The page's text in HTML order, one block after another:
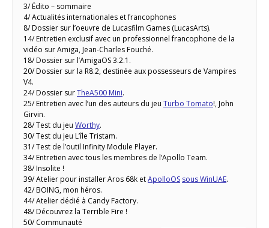
3/ Édito – sommaire
4/ Actualités internationales et francophones
8/ Dossier sur l’oeuvre de Lucasfilm Games (LucasArts).
14/ Entretien exclusif avec un professionnel francophone de la
vidéo sur Amiga, Jean-Charles Fouché.
18/ Dossier sur l’AmigaOS 3.2.1.
20/ Dossier sur la R8.2, destinée aux possesseurs de Vampires
V4.
24/ Dossier surTheA500 Mini.
25/ Entretien avec l’un des auteurs du jeu Turbo Tomato!, John
Girvin.
28/ Test du jeu Worthy.
30/ Test du jeu L’île Tristam.
31/ Test de l’outil Infinity Module Player.
34/ Entretien avec tous les membres de l’Apollo Team.
38/ Insolite !
39/ Atelier pour installer Aros 68k etApolloOS sous WinUAE.
42/ BOING, mon héros.
44/ Atelier dédié à Candy Factory.
48/ Découvrez la Terrible Fire !
50/ Communauté